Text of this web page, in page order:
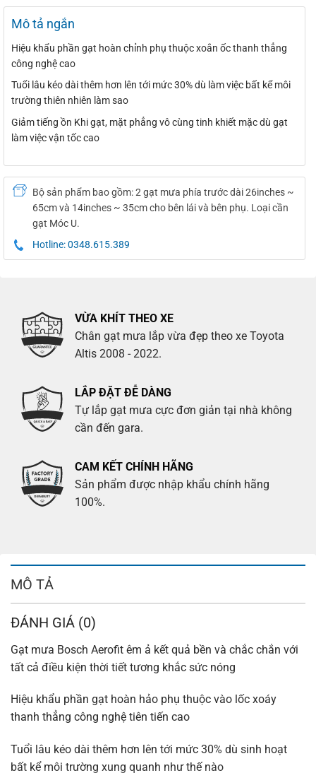
Mô tả ngắn
Hiệu khẩu phần gạt hoàn chỉnh phụ thuộc xoắn ốc thanh thẳng
công nghệ cao
Tuổi lâu kéo dài thêm hơn lên tới mức 30% dù làm việc bất kể môi
trường thiên nhiên làm sao
Giảm tiếng ồn Khi gạt, mặt phẳng vô cùng tinh khiết mặc dù gạt
làm việc vận tốc cao
Bộ sản phẩm bao gồm: 2 gạt mưa phía trước dài 26inches ~
65cm và 14inches ~ 35cm cho bên lái và bên phụ. Loại cần
gạt Móc U.
Hotline: 0348.615.389
VỪA KHÍT THEO XE
Chân gạt mưa lắp vừa đẹp theo xe Toyota
Altis 2008 - 2022.
LẮP ĐẶT ĐỄ DÀNG
Tự lắp gạt mưa cực đơn giản tại nhà không
cần đến gara.
CAM KẾT CHÍNH HÃNG
Sản phẩm được nhập khẩu chính hãng
100%.
MÔ TẢ
ĐÁNH GIÁ (0)
Gạt mưa Bosch Aerofit êm ả kết quả bền và chắc chắn với
tất cả điều kiện thời tiết tương khắc sức nóng
Hiệu khẩu phần gạt hoàn hảo phụ thuộc vào lốc xoáy
thanh thẳng công nghệ tiên tiến cao
Tuổi lâu kéo dài thêm hơn lên tới mức 30% dù sinh hoạt
bất kể môi trường xung quanh như thế nào